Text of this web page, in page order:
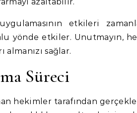
etkileri
yönde etkiler. Unutmayın,
sağlar.
Süreci
hekimler tarafından